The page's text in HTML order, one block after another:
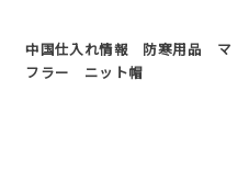
中国仕入れ情報 防寒用品 マ
フラー ニット帽